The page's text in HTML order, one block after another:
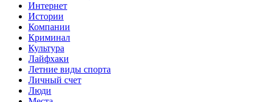
Интернет
Истории
Компании
Криминал
Культура
Лайфхаки
Летние виды спорта
Личный счет
Люди